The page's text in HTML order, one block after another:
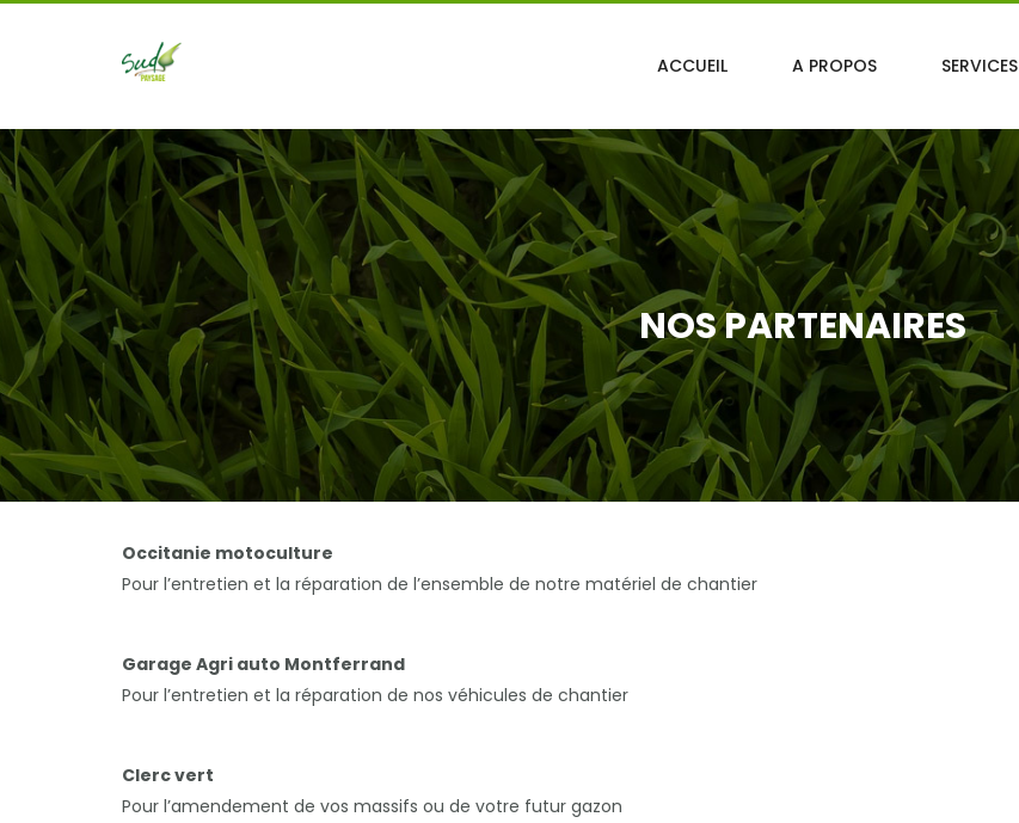
ACCUEIL A PROPOS SERVICES
NOS PARTENAIRES
Occitanie motoculture
Pour l’entretien et la réparation de l’ensemble de notre matériel de chantier
Garage Agri auto Montferrand
Pour l’entretien et la réparation de nos véhicules de chantier
Clerc vert
Pour l’amendement de vos massifs ou de votre futur gazon